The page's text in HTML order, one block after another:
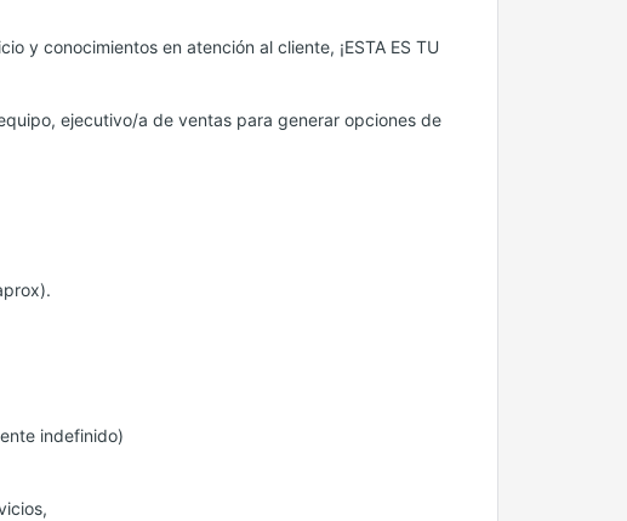
y conocimientos en atención al cliente, ¡ESTA ES TU
ejecutivo/a de ventas para generar opciones de
indefinido)